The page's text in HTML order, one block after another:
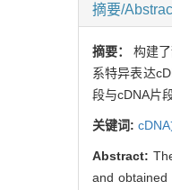
摘要/
摘要：构建
系特异表达
段与cDNA片
关键词: cDNA
Abstract:
and obtained